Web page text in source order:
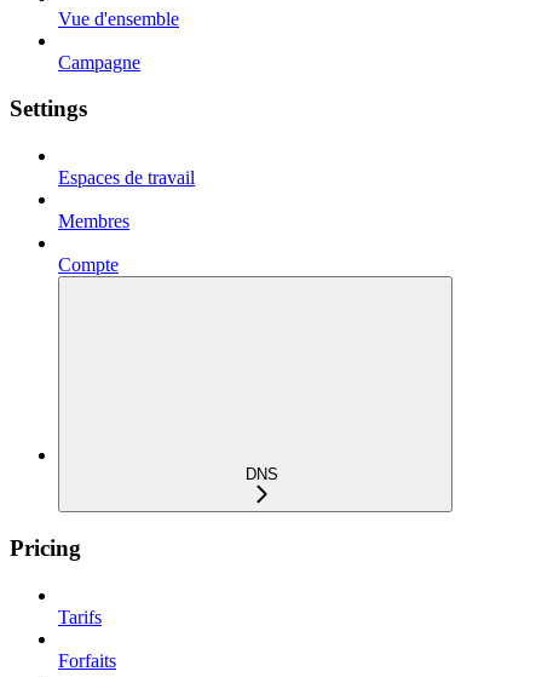
Vue d'ensemble
Campagne
Settings
Espaces de travail
Membres
Compte
DNS
Pricing
Tarifs
Forfaits